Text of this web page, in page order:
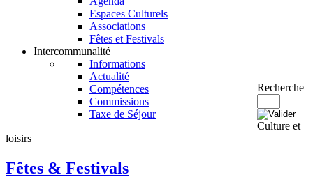
Espaces Culturels
Associations
Fêtes et Festivals
Intercommunalité
Informations
Actualité
Compétences
Commissions
Taxe de Séjour
Recherche
Culture et
loisirs
Fêtes & Festivals